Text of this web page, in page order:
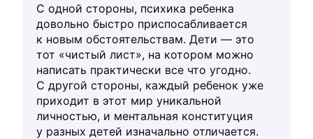
С одной стороны, психика ребенка
довольно быстро приспосабливается
к новым обстоятельствам. Дети — это
тот «чистый лист», на котором можно
написать практически все что угодно.
С другой стороны, каждый ребенок уже
приходит в этот мир уникальной
личностью, и ментальная конституция
у разных детей изначально отличается.